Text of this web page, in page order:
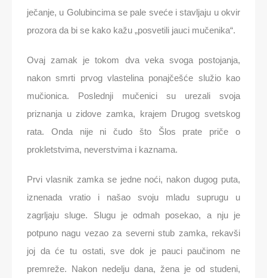
ječanje, u Golubincima se pale sveće i stavljaju u okvir
prozora da bi se kako kažu „posvetili jauci mučenika“.
Ovaj zamak je tokom dva veka svoga postojanja,
nakon smrti prvog vlastelina ponajčešće služio kao
mučionica. Poslednji mučenici su urezali svoja
priznanja u zidove zamka, krajem Drugog svetskog
rata. Onda nije ni čudo što Šlos prate priče o
prokletstvima, neverstvima i kaznama.
Prvi vlasnik zamka se jedne noći, nakon dugog puta,
iznenada vratio i našao svoju mladu suprugu u
zagrljaju sluge. Slugu je odmah posekao, a nju je
potpuno nagu vezao za severni stub zamka, rekavši
joj da će tu ostati, sve dok je pauci paučinom ne
premreže. Nakon nedelju dana, žena je od studeni,